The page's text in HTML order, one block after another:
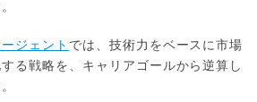
ジェント では、技術力をベースに市場
る戦略を、キャリアゴールから逆算し